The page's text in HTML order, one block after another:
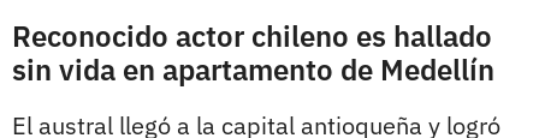
Reconocido actor chileno es hallado
sin vida en apartamento de Medellín
El austral llegó a la capital antioqueña y logró